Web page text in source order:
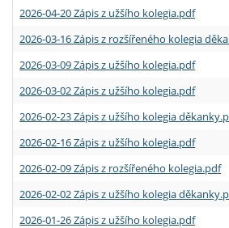
2026-04-20 Zápis z užšího kolegia.pdf
2026-03-16 Zápis z rozšířeného kolegia
2026-03-09 Zápis z užšího kolegia.pdf
2026-03-02 Zápis z užšího kolegia.pdf
2026-02-23 Zápis z užšího kolegia
2026-02-16 Zápis z užšího kolegia.pdf
2026-02-09 Zápis z rozšířeného kolegia.pdf
2026-02-02 Zápis z užšího kolegia
2026-01-26 Zápis z užšího kolegia.pdf